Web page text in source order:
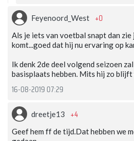
Feyenoord_West +0
Als je iets van voetbal snapt dan
komt...goed dat hij nu ervaring op
Ik denk 2de deel volgend seizoen
basisplaats hebben. Mits hij zo blijft
16-08-2019 07:29
dreetje13 +4
Geef hem ff de tijd.Dat hebben we